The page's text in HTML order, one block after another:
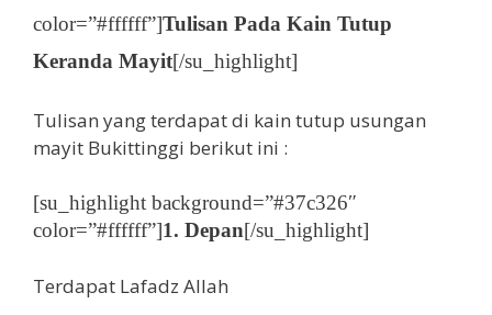
color=”#ffffff”]Tulisan Pada Kain Tutup
Keranda Mayit[/su_highlight]
Tulisan yang terdapat di kain tutup usungan
mayit Bukittinggi berikut ini :
[su_highlight background=”#37c326″
color=”#ffffff”]1. Depan[/su_highlight]
Terdapat Lafadz Allah